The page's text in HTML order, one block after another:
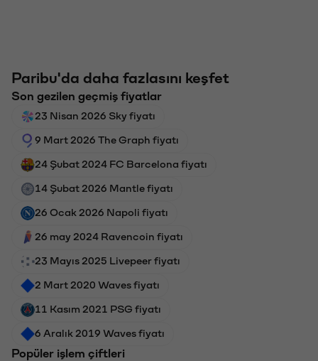
Paribu'da daha fazlasını keşfet
Son gezilen geçmiş fiyatlar
23 Nisan 2026 Sky fiyatı
9 Mart 2026 The Graph fiyatı
24 Şubat 2024 FC Barcelona fiyatı
14 Şubat 2026 Mantle fiyatı
26 Ocak 2026 Napoli fiyatı
26 may 2024 Ravencoin fiyatı
23 Mayıs 2025 Livepeer fiyatı
2 Mart 2020 Waves fiyatı
11 Kasım 2021 PSG fiyatı
6 Aralık 2019 Waves fiyatı
Popüler işlem çiftleri